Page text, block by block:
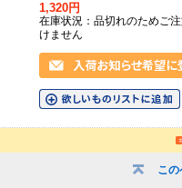
こ
1,320円
在庫状況：品切れのためご
けません